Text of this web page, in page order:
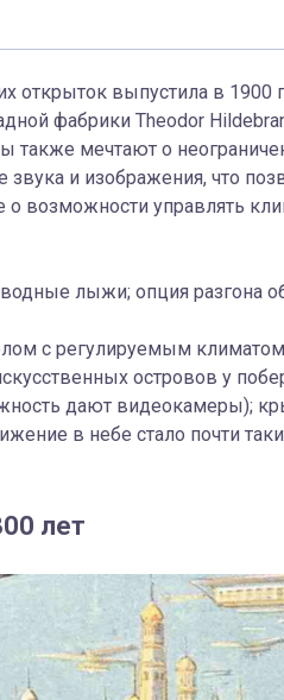
открыток выпустила в
фабрики Theodor
также мечтают о
звука и изображения, что
о возможности управлять
водные лыжи; опция разгона
с регулируемым
островов у
дают видеокамеры);
в небе стало почти
лет